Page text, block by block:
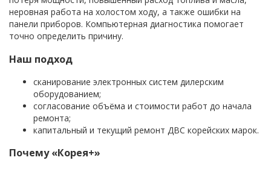
неровная работа на холостом ходу, а также ошибки на
панели приборов. Компьютерная диагностика помогает
точно определить причину.
Наш подход
сканирование электронных систем дилерским
оборудованием;
согласование объёма и стоимости работ до начала
ремонта;
капитальный и текущий ремонт ДВС корейских марок.
Почему «Корея+»